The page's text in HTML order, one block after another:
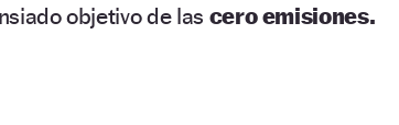
objetivo de las cero emisiones.